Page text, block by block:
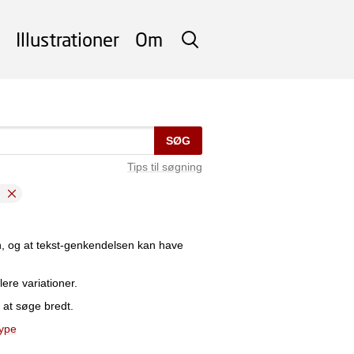
SØG
Illustrationer Om
SØG
Tips til søgning
at tekst-genkendelsen kan have
variationer.
søge bredt.